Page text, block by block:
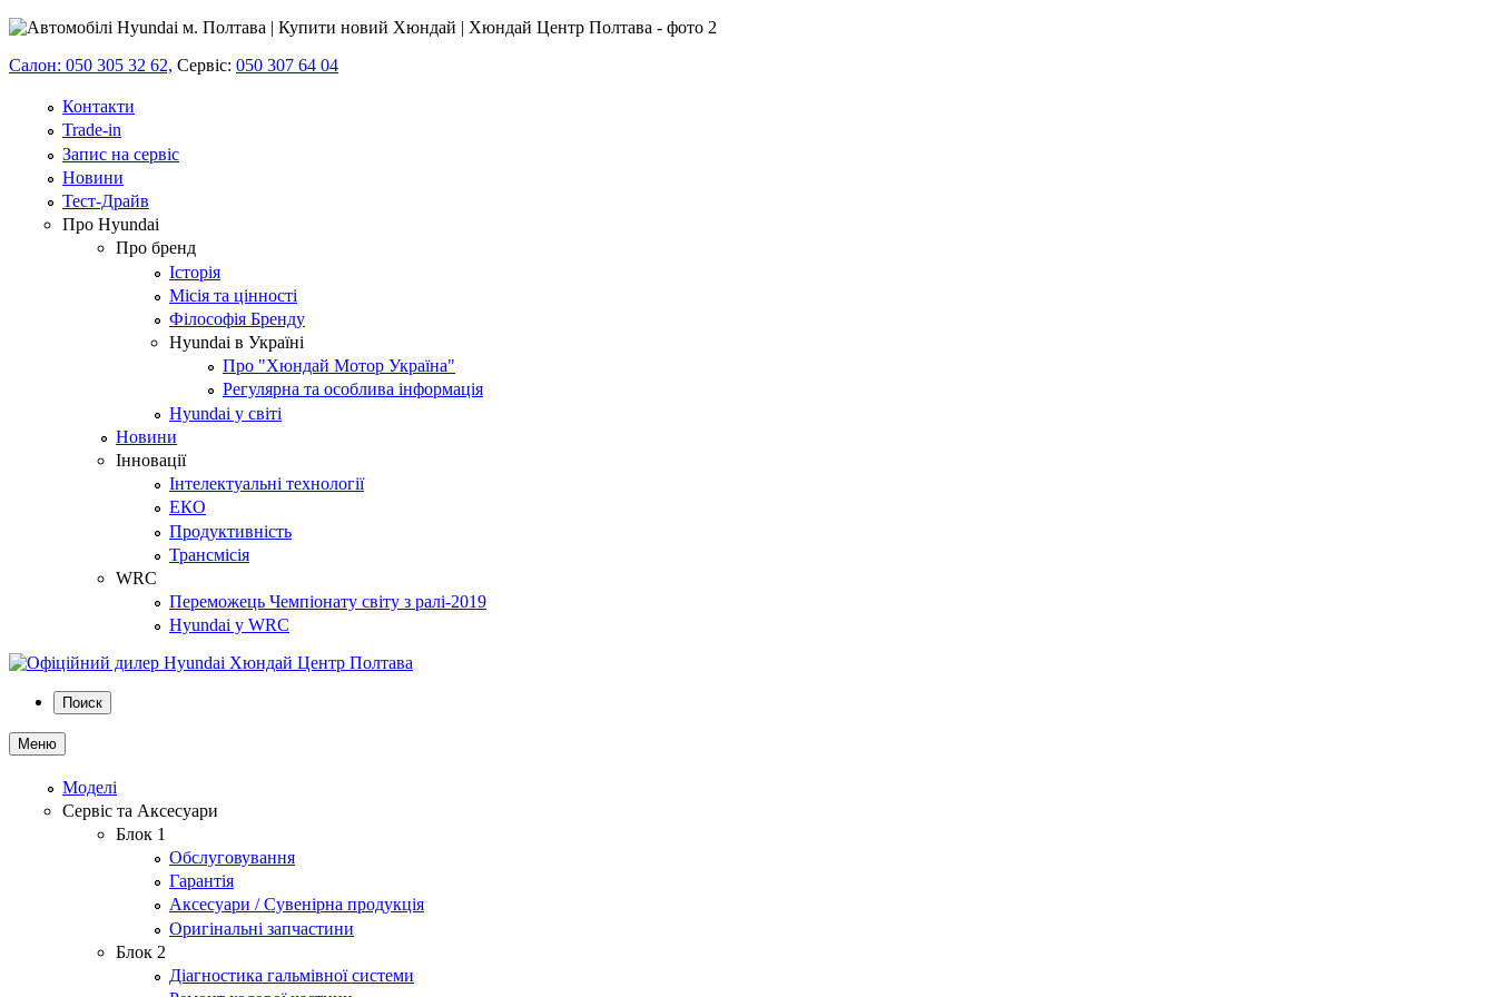
Салон: 050 305 32 62, Сервіс: 050 307 64 04
Контакти
Trade-in
Запис на сервіс
Новини
Тест-Драйв
Про Hyundai
Про бренд
Історія
Місія та цінності
Філософія Бренду
Hyundai в Україні
Про "Хюндай Мотор Україна"
Регулярна та особлива інформація
Hyundai у світі
Новини
Інновації
Інтелектуальні технології
ЕКО
Продуктивність
Трансмісія
WRC
Переможець Чемпіонату світу з ралі-2019
Hyundai у WRC
Поиск
Меню
Моделі
Сервіс та Аксесуари
Блок 1
Обслуговування
Гарантія
Аксесуари / Сувенірна продукція
Оригінальні запчастини
Блок 2
Діагностика гальмівної системи